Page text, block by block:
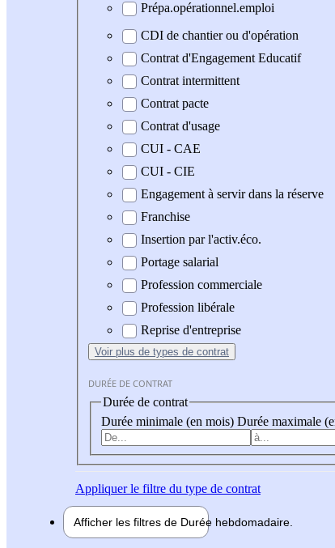
Prépa.opérationnel.emploi
CDI de chantier ou d'opération
Contrat d'Engagement Educatif
Contrat intermittent
Contrat pacte
Contrat d'usage
CUI - CAE
CUI - CIE
Engagement à servir dans la réserve
Franchise
Insertion par l'activ.éco.
Portage salarial
Profession commerciale
Profession libérale
Reprise d'entreprise
Voir plus de types de contrat
DURÉE DE CONTRAT
Durée de contrat
Durée minimale (en mois) Durée maximale
Appliquerle filtre du type de contrat
Afficher les filtres de Durée hebdomadaire